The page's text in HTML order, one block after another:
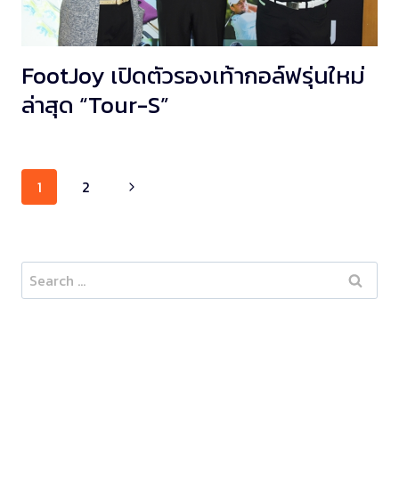
FootJoy เปิดตัวรองเท้ากอล์ฟรุ่นใหม่
ล่าสุด “Tour-S”
Page
navigation
1 2
Search
for: